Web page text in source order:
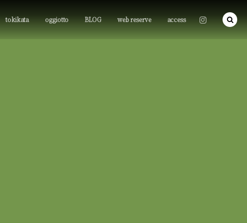
tokikata oggiotto
オッジィオッ
ト
BLOG web reserve access